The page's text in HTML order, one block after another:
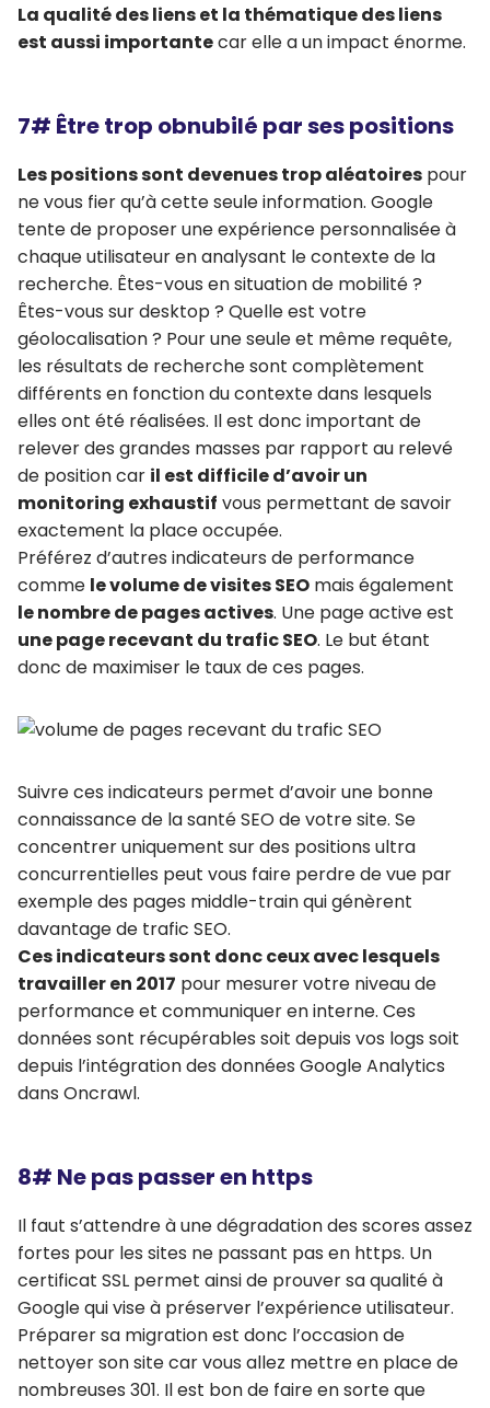
La qualité des liens et la thématique des liens
est aussi importantecar elle a un impact énorme.
7# Être trop obnubilé par ses positions
Les positions sont devenues trop aléatoires pour
ne vous fier qu’à cette seule information. Google
tente de proposer une expérience personnalisée à
chaque utilisateur en analysant le contexte de la
recherche. Êtes-vous en situation de mobilité ?
Êtes-vous sur desktop ? Quelle est votre
géolocalisation ? Pour une seule et même requête,
les résultats de recherche sont complètement
différents en fonction du contexte dans lesquels
elles ont été réalisées. Il est donc important de
relever des grandes masses par rapport au relevé
de position car il est difficile d’avoir un
monitoring exhaustif vous permettant de savoir
exactement la place occupée.
Préférez d’autres indicateurs de performance
comme le volume de visites SEO mais également
le nombre de pages actives. Une page active est
une page recevant du trafic SEO. Le but étant
donc de maximiser le taux de ces pages.
Suivre ces indicateurs permet d’avoir une bonne
connaissance de la santé SEO de votre site. Se
concentrer uniquement sur des positions ultra
concurrentielles peut vous faire perdre de vue par
exemple des pages middle-train qui génèrent
davantage de trafic SEO.
Ces indicateurs sont donc ceux avec lesquels
travailler en 2017 pour mesurer votre niveau de
performance et communiquer en interne. Ces
données sont récupérables soit depuis vos logs soit
depuis l’intégration des données Google Analytics
dans Oncrawl.
8# Ne pas passer en https
Il faut s’attendre à une dégradation des scores assez
fortes pour les sites ne passant pas en https. Un
certificat SSL permet ainsi de prouver sa qualité à
Google qui vise à préserver l’expérience utilisateur.
Préparer sa migration est donc l’occasion de
nettoyer son site car vous allez mettre en place de
nombreuses 301. Il est bon de faire en sorte que